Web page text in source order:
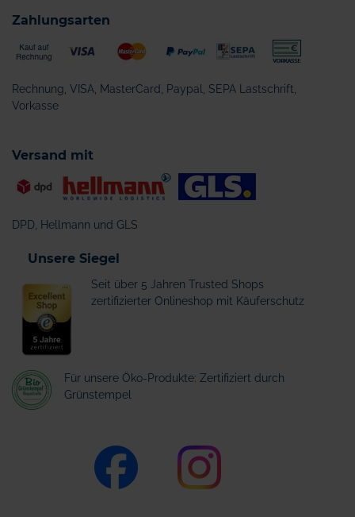
Zahlungsarten
Rechnung, VISA, MasterCard, Paypal, SEPA Lastschrift,
Vorkasse
Versand mit
DPD, Hellmann und GLS
Unsere Siegel
Seit über 5 Jahren Trusted Shops
zertifizierter Onlineshop mit Käuferschutz
Für unsere Öko-Produkte: Zertifiziert durch
Grünstempel